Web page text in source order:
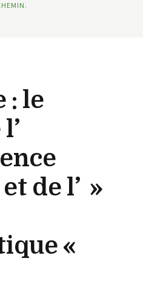
: le
de l’ »
«